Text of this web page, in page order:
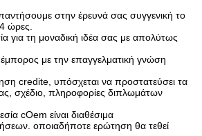
στην έρευνά σας συγγενική το
ώρες.
για τη μοναδική ιδέα σας με απολύτως
με την επαγγελματική γνώση
credite, υπόσχεται να προστατεύσει τα
σχέδιο, πληροφορίες διπλωμάτων
cOem είναι διαθέσιμα
οποιαδήποτε ερώτηση θα τεθεί